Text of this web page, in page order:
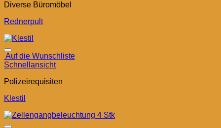
Diverse Büromöbel
Rednerpult
Auf die Wunschliste
Schnellansicht
Polizeirequisiten
Klestil